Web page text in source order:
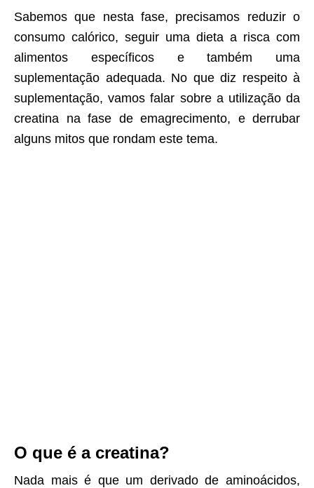
Sabemos que nesta fase, precisamos reduzir o
consumo calórico, seguir uma dieta a risca com
alimentos específicos e também uma
suplementação adequada. No que diz respeito à
suplementação, vamos falar sobre a utilização da
creatina na fase de emagrecimento, e derrubar
alguns mitos que rondam este tema.
O que é a creatina?
Nada mais é que um derivado de aminoácidos,